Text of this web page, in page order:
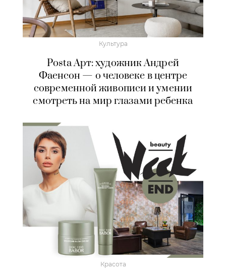
Культура
Posta Арт: художник Андрей
Фаенсон — о человеке в центре
современной живописи и умении
смотреть на мир глазами ребенка
Красота